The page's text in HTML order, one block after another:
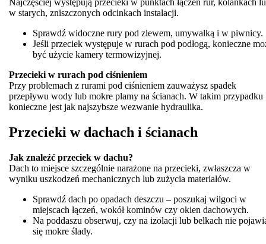
Najczęściej występują przecieki w punktach łączeń rur, kolankach
w starych, zniszczonych odcinkach instalacji.
Sprawdź widoczne rury pod zlewem, umywalką i w piwnicy.
Jeśli przeciek występuje w rurach pod podłogą, konieczne
być użycie kamery termowizyjnej.
Przecieki w rurach pod ciśnieniem
Przy problemach z rurami pod ciśnieniem zauważysz spadek
przepływu wody lub mokre plamy na ścianach. W takim przypadku
konieczne jest jak najszybsze wezwanie hydraulika.
Przecieki w dachach i ścianach
Jak znaleźć przeciek w dachu?
Dach to miejsce szczególnie narażone na przecieki, zwłaszcza w
wyniku uszkodzeń mechanicznych lub zużycia materiałów.
Sprawdź dach po opadach deszczu – poszukaj wilgoci w
miejscach łączeń, wokół kominów czy okien dachowych.
Na poddaszu obserwuj, czy na izolacji lub belkach nie
się mokre ślady.